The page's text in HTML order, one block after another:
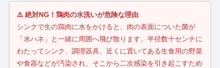
⚠️ 絶対NG！鶏肉の水洗いが危険な理由
シンクで生の鶏肉に水をかけると、肉の表面についた菌が
「水ハネ」と一緒に周囲へ飛び散ります。半径数十センチに
わたってシンク、調理器具、近くに置いてある生食用の野菜
や食器などが汚染され、そこから二次感染を引き起こすため